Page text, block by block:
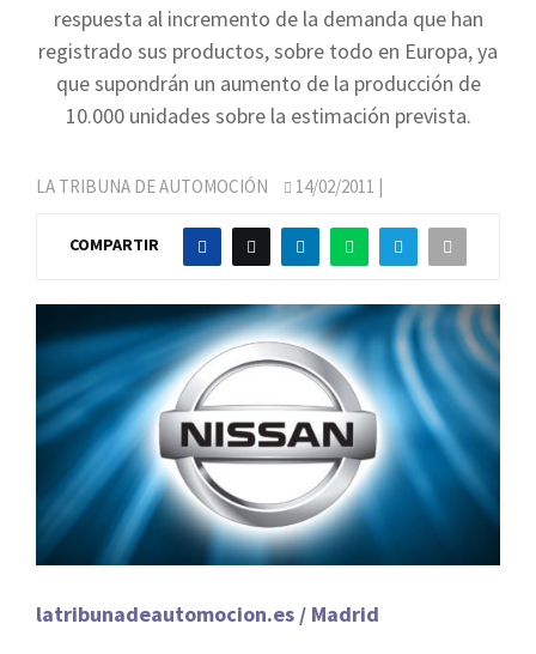
respuesta al incremento de la demanda que han
registrado sus productos, sobre todo en Europa, ya
que supondrán un aumento de la producción de
10.000 unidades sobre la estimación prevista.
LA TRIBUNA DE AUTOMOCIÓN 14/02/2011 |
COMPARTIR
latribunadeautomocion.es / Madrid